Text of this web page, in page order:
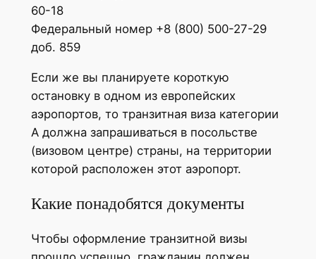
60-18
Федеральный номер +8 (800) 500-27-29
доб. 859
Если же вы планируете короткую
остановку в одном из европейских
аэропортов, то транзитная виза категории
А должна запрашиваться в посольстве
(визовом центре) страны, на территории
которой расположен этот аэропорт.
Какие понадобятся документы
Чтобы оформление транзитной визы